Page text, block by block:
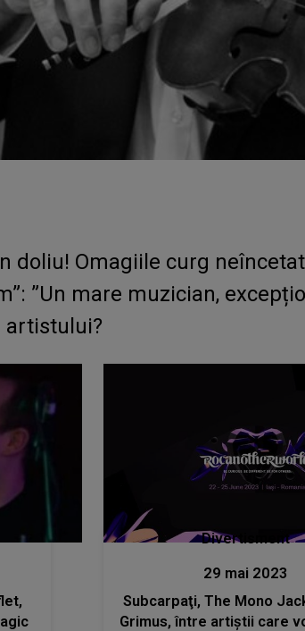
doliu! Omagiile curg
”Un mare muzician,
artistului?
Divertisment
29 mai 2023
Subcarpaţi, The Mono
Grimus, între artiştii care